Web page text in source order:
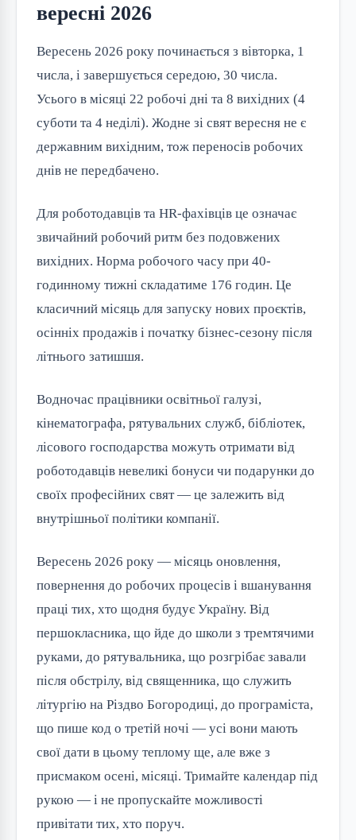
вересні 2026
Вересень 2026 року починається з вівторка, 1
числа, і завершується середою, 30 числа.
Усього в місяці 22 робочі дні та 8 вихідних (4
суботи та 4 неділі). Жодне зі свят вересня не є
державним вихідним, тож переносів робочих
днів не передбачено.
Для роботодавців та HR-фахівців це означає
звичайний робочий ритм без подовжених
вихідних. Норма робочого часу при 40-
годинному тижні складатиме 176 годин. Це
класичний місяць для запуску нових проєктів,
осінніх продажів і початку бізнес-сезону після
літнього затишшя.
Водночас працівники освітньої галузі,
кінематографа, рятувальних служб, бібліотек,
лісового господарства можуть отримати від
роботодавців невеликі бонуси чи подарунки до
своїх професійних свят — це залежить від
внутрішньої політики компанії.
Вересень 2026 року — місяць оновлення,
повернення до робочих процесів і вшанування
праці тих, хто щодня будує Україну. Від
першокласника, що йде до школи з тремтячими
руками, до рятувальника, що розгрібає завали
після обстрілу, від священника, що служить
літургію на Різдво Богородиці, до програміста,
що пише код о третій ночі — усі вони мають
свої дати в цьому теплому ще, але вже з
присмаком осені, місяці. Тримайте календар під
рукою — і не пропускайте можливості
привітати тих, хто поруч.